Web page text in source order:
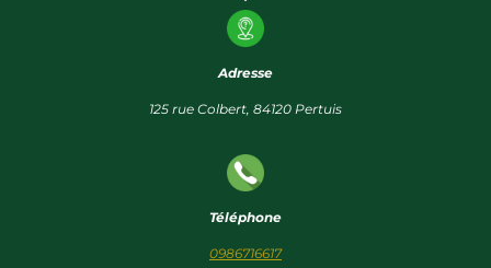
Adresse
125 rue Colbert, 84120 Pertuis
Téléphone
0986716617